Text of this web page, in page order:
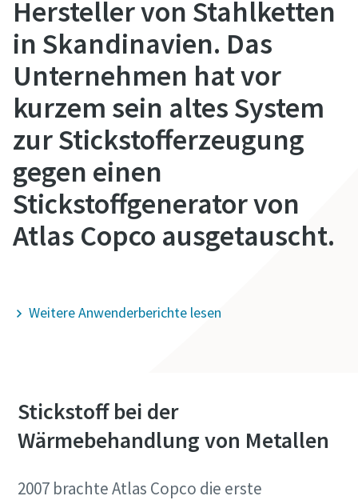
Hersteller von Stahlketten
in Skandinavien. Das
Unternehmen hat vor
kurzem sein altes System
zur Stickstofferzeugung
gegen einen
Stickstoffgenerator von
Atlas Copco ausgetauscht.
Weitere Anwenderberichte lesen
Stickstoff bei der
Wärmebehandlung von Metallen
2007 brachte Atlas Copco die erste
Nachname
E-Mail
Telefon
Weitere Informationen
Firma
Stadt